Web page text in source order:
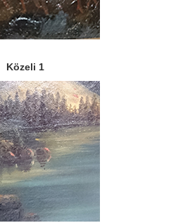
Közeli 1